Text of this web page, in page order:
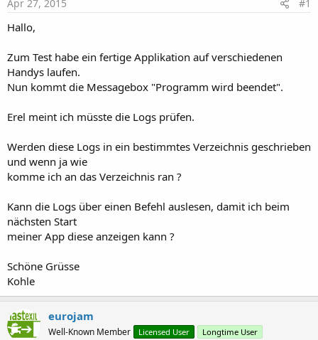
d
s
a
r
t
e
a
d
Apr 27, 2015 #1
Hallo,
Zum Test habe ein fertige Applikation auf verschiedenen
Handys laufen.
Nun kommt die Messagebox "Programm wird beendet".
Erel meint ich müsste die Logs prüfen.
Werden diese Logs in ein bestimmtes Verzeichnis geschrieben
und wenn ja wie
komme ich an das Verzeichnis ran ?
Kann die Logs über einen Befehl auslesen, damit ich beim
nächsten Start
meiner App diese anzeigen kann ?
Schöne Grüsse
Kohle
eurojam
Well-Known Member Licensed User Longtime User